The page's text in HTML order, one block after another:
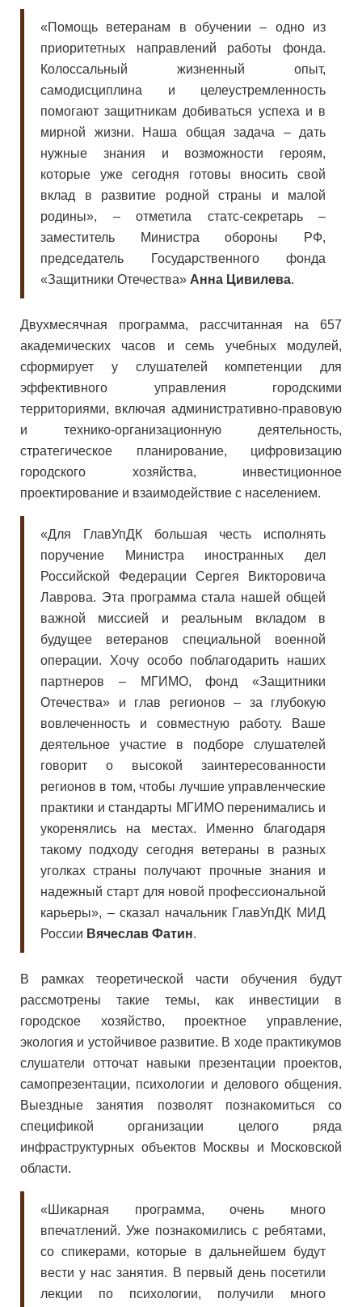
«Помощь ветеранам в обучении – одно из
приоритетных направлений работы фонда.
Колоссальный жизненный опыт,
самодисциплина и целеустремленность
помогают защитникам добиваться успеха и в
мирной жизни. Наша общая задача – дать
нужные знания и возможности героям,
которые уже сегодня готовы вносить свой
вклад в развитие родной страны и малой
родины», – отметила статс-секретарь –
заместитель Министра обороны РФ,
председатель Государственного фонда
«Защитники Отечества» Анна Цивилева.
Двухмесячная программа, рассчитанная на 657
академических часов и семь учебных модулей,
сформирует у слушателей компетенции для
эффективного управления городскими
территориями, включая административно-правовую
и технико-организационную деятельность,
стратегическое планирование, цифровизацию
городского хозяйства, инвестиционное
проектирование и взаимодействие с населением.
«Для ГлавУпДК большая честь исполнять
поручение Министра иностранных дел
Российской Федерации Сергея Викторовича
Лаврова. Эта программа стала нашей общей
важной миссией и реальным вкладом в
будущее ветеранов специальной военной
операции. Хочу особо поблагодарить наших
партнеров – МГИМО, фонд «Защитники
Отечества» и глав регионов – за глубокую
вовлеченность и совместную работу. Ваше
деятельное участие в подборе слушателей
говорит о высокой заинтересованности
регионов в том, чтобы лучшие управленческие
практики и стандарты МГИМО перенимались и
укоренялись на местах. Именно благодаря
такому подходу сегодня ветераны в разных
уголках страны получают прочные знания и
надежный старт для новой профессиональной
карьеры», – сказал начальник ГлавУпДК МИД
России Вячеслав Фатин.
В рамках теоретической части обучения будут
рассмотрены такие темы, как инвестиции в
городское хозяйство, проектное управление,
экология и устойчивое развитие. В ходе практикумов
слушатели отточат навыки презентации проектов,
самопрезентации, психологии и делового общения.
Выездные занятия позволят познакомиться со
спецификой организации целого ряда
инфраструктурных объектов Москвы и Московской
области.
«Шикарная программа, очень много
впечатлений. Уже познакомились с ребятами,
со спикерами, которые в дальнейшем будут
вести у нас занятия. В первый день посетили
лекции по психологии, получили много